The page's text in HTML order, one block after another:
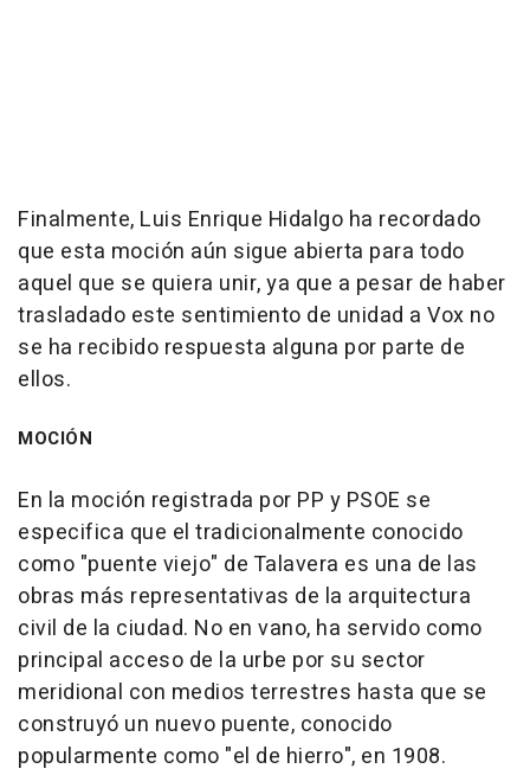
Finalmente, Luis Enrique Hidalgo ha recordado
que esta moción aún sigue abierta para todo
aquel que se quiera unir, ya que a pesar de haber
trasladado este sentimiento de unidad a Vox no
se ha recibido respuesta alguna por parte de
ellos.
MOCIÓN
En la moción registrada por PP y PSOE se
especifica que el tradicionalmente conocido
como "puente viejo" de Talavera es una de las
obras más representativas de la arquitectura
civil de la ciudad. No en vano, ha servido como
principal acceso de la urbe por su sector
meridional con medios terrestres hasta que se
construyó un nuevo puente, conocido
popularmente como "el de hierro", en 1908.